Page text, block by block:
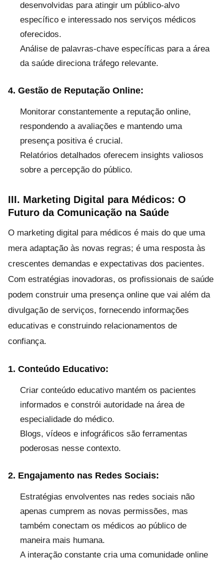
desenvolvidas para atingir um público-alvo
específico e interessado nos serviços médicos
oferecidos.
Análise de palavras-chave específicas para a área
da saúde direciona tráfego relevante.
4. Gestão de Reputação Online:
Monitorar constantemente a reputação online,
respondendo a avaliações e mantendo uma
presença positiva é crucial.
Relatórios detalhados oferecem insights valiosos
sobre a percepção do público.
III. Marketing Digital para Médicos: O
Futuro da Comunicação na Saúde
O marketing digital para médicos é mais do que uma
mera adaptação às novas regras; é uma resposta às
crescentes demandas e expectativas dos pacientes.
Com estratégias inovadoras, os profissionais de saúde
podem construir uma presença online que vai além da
divulgação de serviços, fornecendo informações
educativas e construindo relacionamentos de
confiança.
1. Conteúdo Educativo:
Criar conteúdo educativo mantém os pacientes
informados e constrói autoridade na área de
especialidade do médico.
Blogs, vídeos e infográficos são ferramentas
poderosas nesse contexto.
2. Engajamento nas Redes Sociais:
Estratégias envolventes nas redes sociais não
apenas cumprem as novas permissões, mas
também conectam os médicos ao público de
maneira mais humana.
A interação constante cria uma comunidade online